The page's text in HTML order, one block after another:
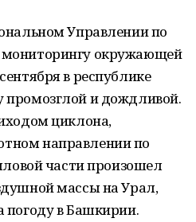
Управлении по
окружающей
в республике
промозглой и дождливой.
циклона,
направлении по
части произошел
массы на Урал,
погоду в Башкирии.